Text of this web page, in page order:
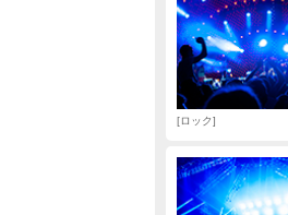
ロック